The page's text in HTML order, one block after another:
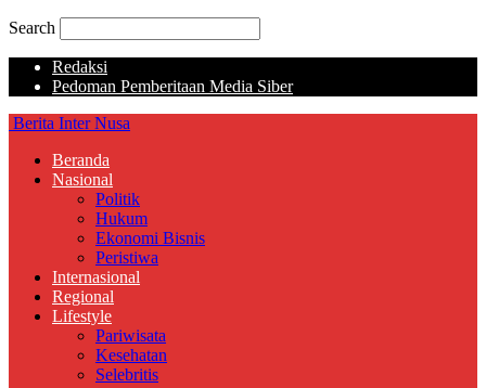
Search
Redaksi
Pedoman Pemberitaan Media Siber
Berita Inter Nusa
Beranda
Nasional
Politik
Hukum
Ekonomi Bisnis
Peristiwa
Internasional
Regional
Lifestyle
Pariwisata
Kesehatan
Selebritis